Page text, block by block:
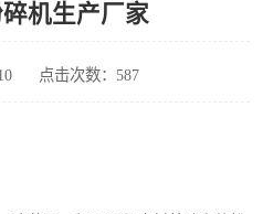
机生产厂家
点击次数：587